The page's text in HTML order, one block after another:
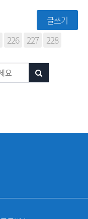
글쓰기
226 227 228